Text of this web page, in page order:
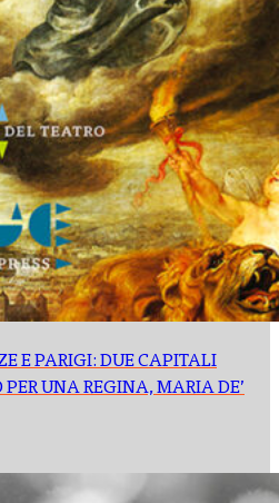
E PARIGI: DUE CAPITALI
UNA REGINA, MARIA DE’